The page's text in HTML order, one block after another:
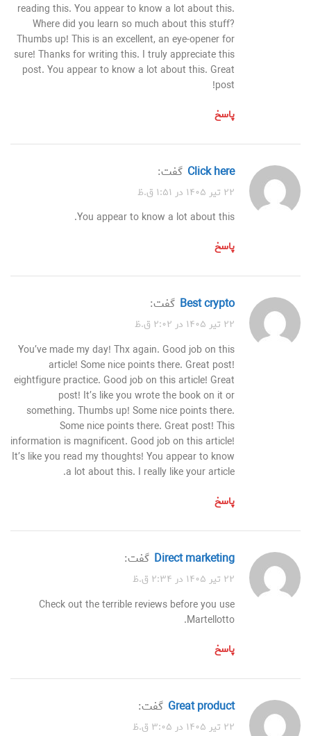
reading this. You appear to know a lot about this.
Where did you learn so much about this stuff?
Thumbs up! This is an excellent, an eye-opener for
sure! Thanks for writing this. I truly appreciate this
post. You appear to know a lot about this. Great
post!
پاسخ
click here گفت:
۲۲ تیر ۱۴۰۵ در ۱:۵۱ ق.ظ
You appear to know a lot about this.
پاسخ
best crypto گفت:
۲۲ تیر ۱۴۰۵ در ۲:۰۲ ق.ظ
You’ve made my day! Thx again. Good job on this
article! Some nice points there. Great post!
eightfigure practice. Good job on this article! Great
post! It’s like you wrote the book on it or
something. Thumbs up! Some nice points there.
Some nice points there. Great post! This
information is magnificent. Good job on this article!
It’s like you read my thoughts! You appear to know
a lot about this. I really like your article.
پاسخ
Direct marketing گفت:
۲۲ تیر ۱۴۰۵ در ۲:۳۴ ق.ظ
Check out the terrible reviews before you use
Martellotto.
پاسخ
great product گفت:
۲۲ تیر ۱۴۰۵ در ۳:۰۵ ق.ظ